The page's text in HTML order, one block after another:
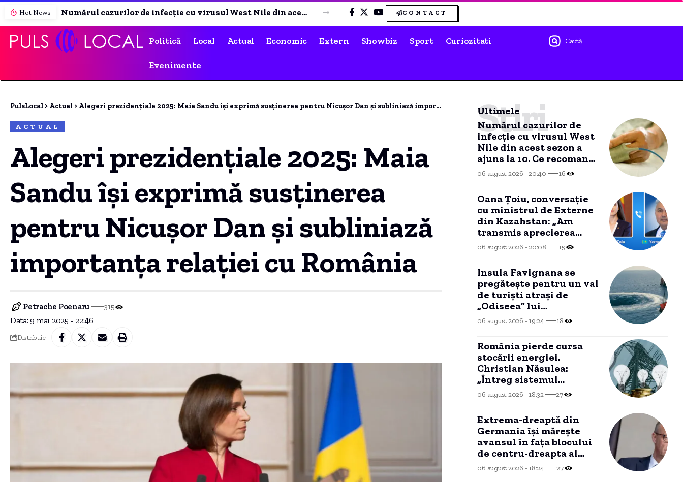
Hot News
Numărul cazurilor de infecție cu virusul West Nile din acest sezon a ajuns la 10. Ce recomandă autoritățile CONTACT
Politică Local Actual Economic Extern Showbiz Sport Curiozitati
Evenimente
Caută
PulsLocal > Actual > Alegeri prezidențiale 2025: Maia Sandu își exprimă susținerea pentru Nicușor Dan și subliniază importanța relației cu România
ACTUAL
Alegeri prezidențiale 2025: Maia
Sandu își exprimă susținerea
pentru Nicușor Dan și subliniază
importanța relației cu România
Data: 9 mai 2025 - 22:46
Petrache Poenaru 315
Distribuie
Ultimele
Știri
Numărul cazurilor de
infecție cu virusul West
Nile din acest sezon a
ajuns la 10. Ce recomandă
autoritățile
06 august 2026 - 20:40 16
Oana Țoiu, conversație
cu ministrul de Externe
din Kazahstan: „Am
transmis aprecierea
noastră pentru reluarea
exporturilor de țiței”
06 august 2026 - 20:08 15
Insula Favignana se
pregăteşte pentru un val
de turişti atraşi de
„Odiseea” lui
Christopher Nolan. „Ne-
ar putea face rău”
06 august 2026 - 19:24 18
România pierde cursa
stocării energiei.
Christian Năsulea:
„Întreg sistemul
energetic este gândit să-
i dezavantajeze pe
06 august 2026 - 18:32 27
Extrema-dreaptă din
Germania îşi măreşte
avansul în faţa blocului
de centru-dreapta al
cancelarului Friedrich
Merz (sondaj)
06 august 2026 - 18:24 27